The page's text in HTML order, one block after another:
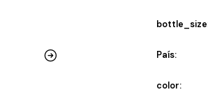
País:
color: